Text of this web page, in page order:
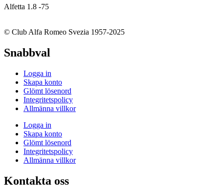
Alfetta 1.8 -75
© Club Alfa Romeo Svezia 1957-2025
Snabbval
Logga in
Skapa konto
Glömt lösenord
Integritetspolicy
Allmänna villkor
Logga in
Skapa konto
Glömt lösenord
Integritetspolicy
Allmänna villkor
Kontakta oss